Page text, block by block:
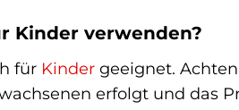
Kinder verwenden?
für Kinder geeignet.
erfolgt und das